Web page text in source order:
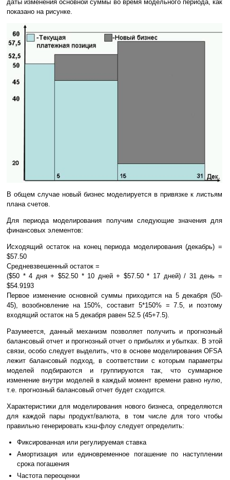
даты изменения основной суммы во время модельного периода, как
показано на рисунке.
В общем случае новый бизнес моделируется в привязке к листьям
плана счетов.
Для периода моделирования получим следующие значения для
финансовых элементов:
Исходящий остаток на конец периода моделирования (декабрь) =
$57.50
Средневзвешенный остаток =
($50 * 4 дня + $52.50 * 10 дней + $57.50 * 17 дней) / 31 день =
$54.9193
Первое изменение основной суммы приходится на 5 декабря (50-
45), возобновление на 150%, составит 5*150% = 7.5, и поэтому
входящий остаток на 5 декабря равен 52.5 (45+7.5).
Разумеется, данный механизм позволяет получить и прогнозный
балансовый отчет и прогнозный отчет о прибылях и убытках. В этой
связи, особо следует выделить, что в основе моделирования OFSA
лежит балансовый подход, в соответствии с которым параметры
моделей подбираются и группируются так, что суммарное
изменение внутри моделей в каждый момент времени равно нулю,
т.е. прогнозный балансовый отчет будет сходится.
Характеристики для моделирования нового бизнеса, определяются
для каждой пары продукт/валюта, в том числе для того чтобы
правильно генерировать кэш-флоу следует определить:
Фиксированная или регулируемая ставка
Амортизация или единовременное погашение по наступлении
срока погашения
Частота переоценки